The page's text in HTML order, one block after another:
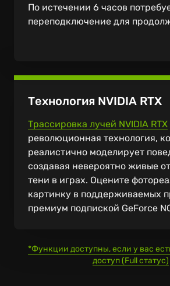
По истечении 6 часов
переподключение для
Технология NVIDIA RTX
Трассировка лучей NVIDIA RTX
революционная технология,
реалистично моделирует
создавая невероятно живые
тени в играх. Оцените
картинку в поддерживаемых
премиум подпиской GeForce
*Функции доступны, если у вас
доступ (Full статус)